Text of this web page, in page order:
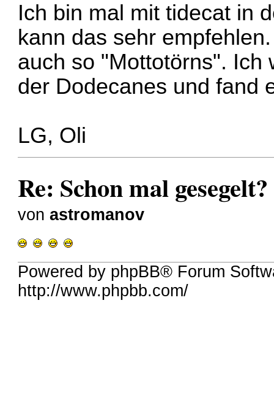
Ich bin mal mit tidecat in
kann das sehr
auch so "Mottotörns". Ich
der Dodecanes und fand
LG, Oli
Re: Schon mal gesegelt?
vonastromanov
Powered by phpBB® Forum
http://www.phpbb.com/